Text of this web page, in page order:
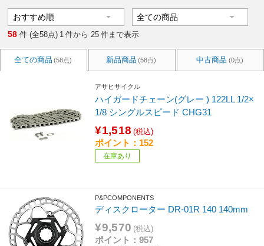
58 件 (全58点) 1 件から 25 件まで表示
全ての商品 (58点) 新品商品 (58点) 中古商品 (0点)
アサヒサイクル
ハイガードチェーン(グレー ) 122LL 1/2×
1/8 シングルスピード CHG31
¥1,518 (税込)
ポイント：152
在庫あり
P&PCOMPONENTS
ディスクローター DR-01R 140 140mm
¥9,570 (税込)
ポイント：957